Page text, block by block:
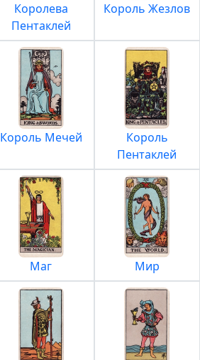
Королева
Пентаклей
Король Жезлов
Король Мечей
Король
Пентаклей
Маг Мир